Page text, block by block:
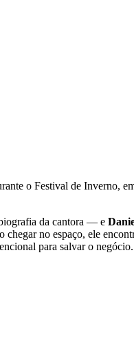
o Festival de Inverno,
da cantora — e
no espaço, ele
para salvar o negócio.